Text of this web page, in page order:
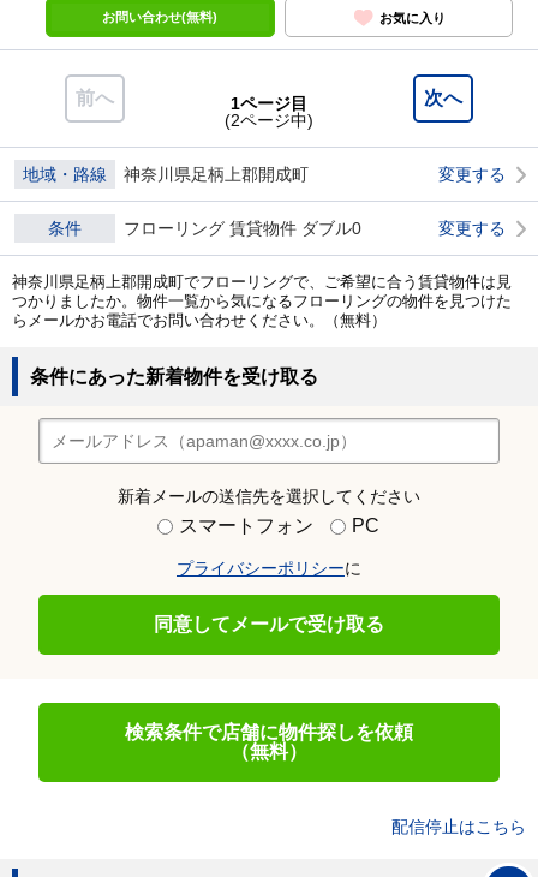
お問い合わせ(無料) お気に入り
前へ 次へ
1ページ目
(2ページ中)
地域・路線 神奈川県足柄上郡開成町 変更する
条件 フローリング 賃貸物件 ダブル0 変更する
神奈川県足柄上郡開成町でフローリングで、ご希望に合う賃貸物件は見
つかりましたか。物件一覧から気になるフローリングの物件を見つけた
らメールかお電話でお問い合わせください。（無料）
条件にあった新着物件を受け取る
新着メールの送信先を選択してください
スマートフォン PC
プライバシーポリシーに
同意してメールで受け取る
検索条件で店舗に物件探しを依頼
（無料）
配信停止はこちら